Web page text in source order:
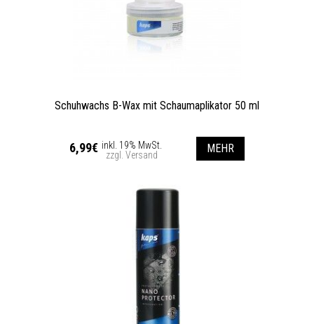
Schuhwachs B-Wax mit Schaumaplikator 50 ml
6,99€ inkl. 19% MwSt.
zzgl. Versand
MEHR